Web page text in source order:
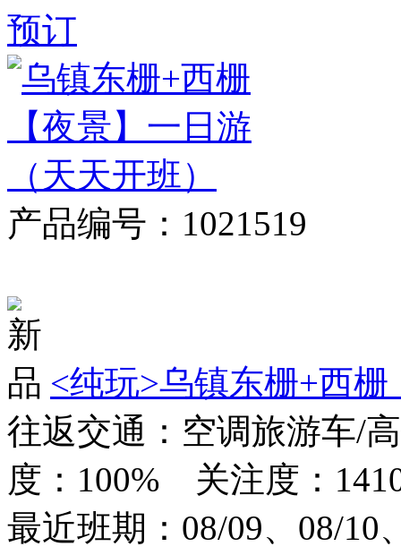
预订
产品编号：1021519
<纯玩>乌镇东栅+西
往返交通：空调旅游车
度：100% 关注度：
最近班期：08/09、08/10